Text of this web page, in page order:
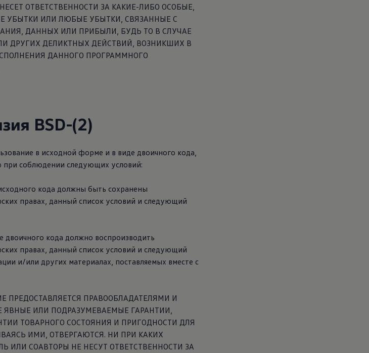
ОТВЕТСТВЕННОСТИ ЗА КАКИЕ-ЛИБО ОСОБЫЕ,
УБЫТКИ ИЛИ ЛЮБЫЕ УБЫТКИ, СВЯЗАННЫЕ С
ДАННЫХ ИЛИ ПРИБЫЛИ, БУДЬ ТО В СЛУЧАЕ
ДРУГИХ ДЕЛИКТНЫХ ДЕЙСТВИЙ, ВОЗНИКШИХ В
ДАННОГО ПРОГРАММНОГО
BSD-(2)
в исходной форме и в виде двоичного кода,
при соблюдении следующих условий:
кода должны быть сохранены
правах, данный список условий и следующий
двоичного кода должно воспроизводить
правах, данный список условий и следующий
и/или других материалах, поставляемых вместе с
ПРЕДОСТАВЛЯЕТСЯ ПРАВООБЛАДАТЕЛЯМИ И
ЯВНЫЕ ИЛИ ПОДРАЗУМЕВАЕМЫЕ ГАРАНТИИ,
ТОВАРНОГО СОСТОЯНИЯ И ПРИГОДНОСТИ ДЛЯ
ИМИ, ОТВЕРГАЮТСЯ. НИ ПРИ КАКИХ
ИЛИ СОАВТОРЫ НЕ НЕСУТ ОТВЕТСТВЕННОСТИ ЗА